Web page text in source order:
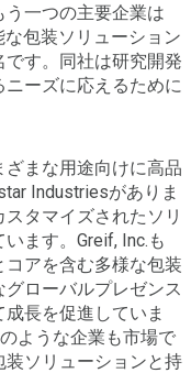
一つの主要企業は
な包装ソリューション
す。同社は研究開発
ーズに応えるために
まな用途向けに高品
Industriesがありま
タマイズされたソリ
ます。Greif, Inc.も
アを含む多様な包装
ローバルプレゼンス
長を促進していま
ような企業も市場で
ソリューションと持